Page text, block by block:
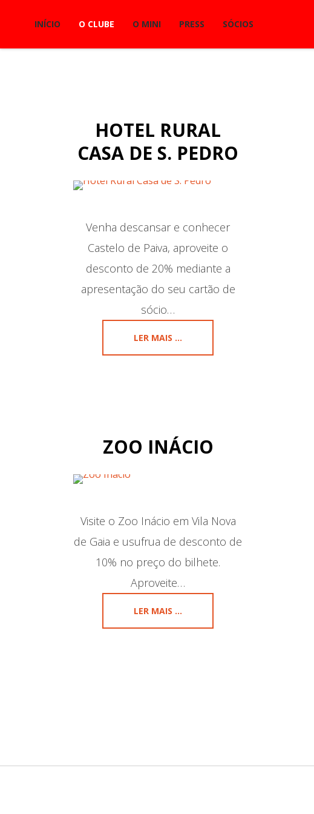
INÍCIO O CLUBE O MINI PRESS SÓCIOS
HOTEL RURAL
CASA DE S. PEDRO
Venha descansar e conhecer
Castelo de Paiva, aproveite o
desconto de 20% mediante a
apresentação do seu cartão de
sócio…
LER MAIS ...
ZOO INÁCIO
Visite o Zoo Inácio em Vila Nova
de Gaia e usufrua de desconto de
10% no preço do bilhete.
Aproveite…
LER MAIS ...